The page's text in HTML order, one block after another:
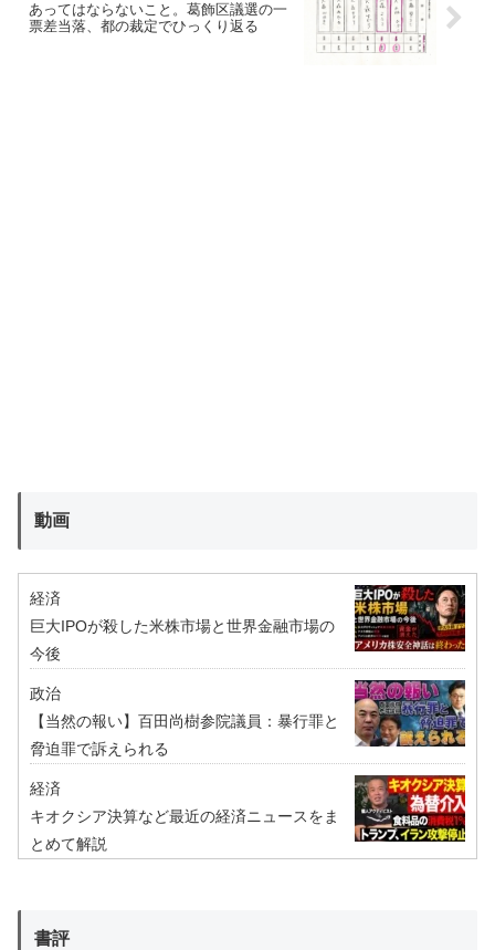
あってはならないこと。葛飾区議選の一
票差当落、都の裁定でひっくり返る
動画
経済
巨大IPOが殺した米株市場と世界金融市場の
今後
政治
【当然の報い】百田尚樹参院議員：暴行罪と
脅迫罪で訴えられる
経済
キオクシア決算など最近の経済ニュースをま
とめて解説
書評